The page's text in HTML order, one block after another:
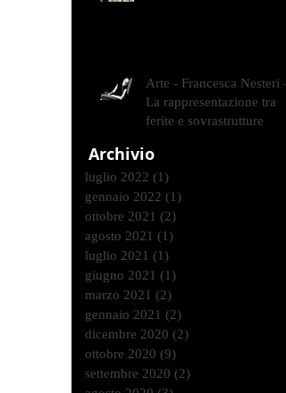
Arte - Francesca Nesteri -
La rappresentazione tra
ferite e sovrastrutture
Archivio
luglio 2022 (1)
gennaio 2022 (1)
ottobre 2021 (2)
agosto 2021 (1)
luglio 2021 (1)
giugno 2021 (1)
marzo 2021 (2)
gennaio 2021 (2)
dicembre 2020 (2)
ottobre 2020 (9)
settembre 2020 (2)